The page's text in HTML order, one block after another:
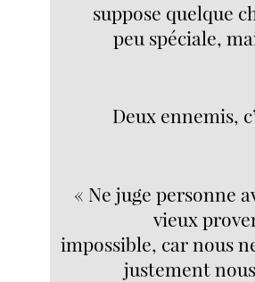
suppose quelque
peu spéciale,
Deux ennemis,
« Ne juge personne
vieux
impossible, car nous
justement